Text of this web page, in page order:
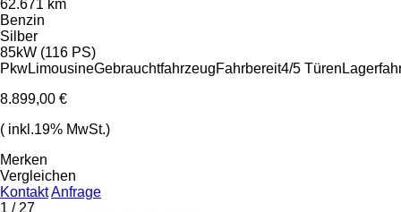
62.671 km
Benzin
Silber
85kW (116 PS)
PkwLimousineGebrauchtfahrzeugFahrbereit4/5 Türen
8.899,00 €
( inkl.19% MwSt.)
Merken
Vergleichen
KontaktAnfrage
1 / 27